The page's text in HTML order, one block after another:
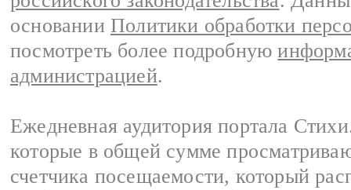
основании Политики обработки
посмотреть более подробную
администрацией.
Ежедневная аудитория портала
которые в общей сумме
счетчика посещаемости, который